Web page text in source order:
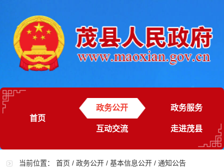
首页
政务公开 政务服务
互动交流 走进茂县
当前位置：首页 /政务公开 /基本信息公开 /通知公告